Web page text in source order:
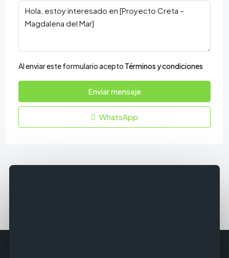
Al enviar este formulario acepto Términos y condiciones
Enviar mensaje
WhatsApp